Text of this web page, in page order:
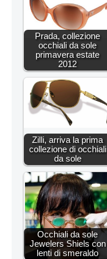
Prada, collezione
occhiali da sole
primavera estate
2012
Zilli, arriva la prima
collezione di occhiali
da sole
Occhiali da sole
Jewelers Shiels con
lenti di smeraldo